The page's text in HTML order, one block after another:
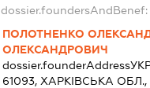
dossier.foundersAndBenef:
ПОЛОТНЕНКО
ОЛЕКСАНДРОВИЧ
dossier.founderAddress
61093, ХАРКІВСЬКА ОБЛ.,